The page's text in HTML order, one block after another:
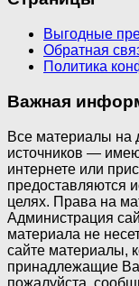
Выгодные
Обратная
Политика
Важная
Все материалы на
источников —
интернете или
предоставляются
целях. Права на
Администрация
материала не
сайте материалы,
принадлежащие
пожалуйста,